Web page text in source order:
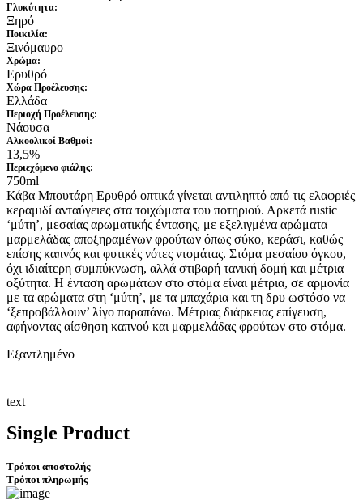
Γλυκύτητα:
Ξηρό
Ποικιλία:
Ξινόμαυρο
Χρώμα:
Ερυθρό
Xώρα Προέλευσης:
Ελλάδα
Περιοχή Προέλευσης:
Νάουσα
Αλκοολικοί Βαθμοί:
13,5%
Περιεχόμενο φιάλης:
750ml
Κάβα Μπουτάρη Ερυθρό οπτικά γίνεται αντιληπτό από τις ελαφριές
κεραμιδί ανταύγειες στα τοιχώματα του ποτηριού. Αρκετά rustic
‘μύτη’, μεσαίας αρωματικής έντασης, με εξελιγμένα αρώματα
μαρμελάδας αποξηραμένων φρούτων όπως σύκο, κεράσι, καθώς
επίσης καπνός και φυτικές νότες ντομάτας. Στόμα μεσαίου όγκου,
όχι ιδιαίτερη συμπύκνωση, αλλά στιβαρή τανική δομή και μέτρια
οξύτητα. Η ένταση αρωμάτων στο στόμα είναι μέτρια, σε αρμονία
με τα αρώματα στη ‘μύτη’, με τα μπαχάρια και τη δρυ ωστόσο να
‘ξεπροβάλλουν’ λίγο παραπάνω. Μέτριας διάρκειας επίγευση,
αφήνοντας αίσθηση καπνού και μαρμελάδας φρούτων στο στόμα.
Εξαντλημένο
text
Single Product
Τρόποι αποστολής
Τρόποι πληρωμής